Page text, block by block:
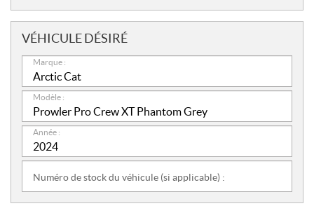
VÉHICULE DÉSIRÉ
Marque :
Modèle :
Année :
Numéro de stock du véhicule (si applicable) :